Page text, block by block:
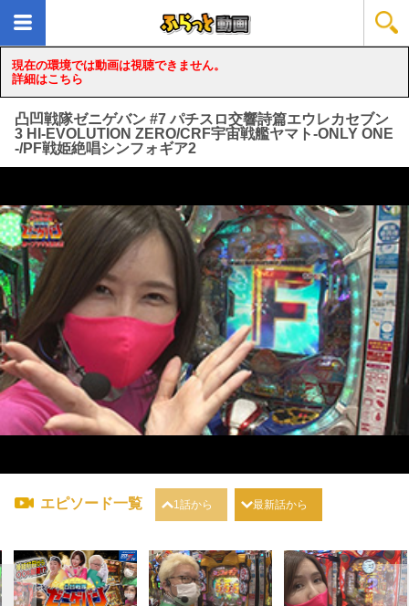
現在の環境では動画は視聴できません。
詳細はこちら
凸凹戦隊ゼニゲバン #7 パチスロ交響詩篇エウレカセブン
3 HI‐EVOLUTION ZERO/CRF宇宙戦艦ヤマト‐ONLY ONE
‐/PF戦姫絶唱シンフォギア2
loading...
エピソード一覧 1話から 最新話から